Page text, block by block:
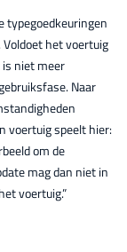
typegoedkeuringen
het voertuig
is niet meer
Naar
voertuig speelt hier:
om de
mag dan niet in
voertuig.”